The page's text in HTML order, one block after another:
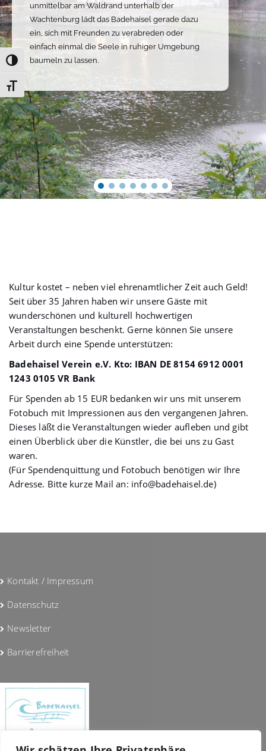
Umschalten auf hohe Kontraste
Schrift vergrößern
unmittelbar am Waldrand unterhalb der
Wachtenburg lädt das Badehaisel gerade dazu
ein, sich mit Freunden zu verabreden oder
einfach einmal die Seele in ruhiger Umgebung
baumeln zu lassen.
Kultur kostet – neben viel ehrenamtlicher Zeit auch Geld!
Seit über 35 Jahren haben wir unsere Gäste mit
wunderschönen und kulturell hochwertigen
Veranstaltungen beschenkt. Gerne können Sie unsere
Arbeit durch eine Spende unterstützen:
Badehaisel Verein e.V. Kto: IBAN DE 8154 6912 0001
1243 0105 VR Bank
Für Spenden ab 15 EUR bedanken wir uns mit unserem
Fotobuch mit Impressionen aus den vergangenen Jahren.
Dieses läßt die Veranstaltungen wieder aufleben und gibt
einen Überblick über die Künstler, die bei uns zu Gast
waren.
(Für Spendenquittung und Fotobuch benötigen wir Ihre
Adresse. Bitte kurze Mail an: info@badehaisel.de)
Kontakt / Impressum
Datenschutz
Newsletter
Barrierefreiheit